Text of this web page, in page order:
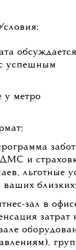
обсуждается
успешным
у метро
ДМС и
льготные
ваших близких;
зал в
затрат